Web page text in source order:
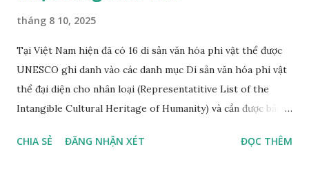
tháng 8 10, 2025
Tại Việt Nam hiện đã có 16 di sản văn hóa phi vật thể được
UNESCO ghi danh vào các danh mục Di sản văn hóa phi vật
thể đại diện cho nhân loại (Representatitive List of the
Intangible Cultural Heritage of Humanity) và cần được bảo
Urgent Safeguarding) theo thứ tự năm công nhận mới nhất
CHIA SẺ ĐĂNG NHẬN XÉT ĐỌC THÊM